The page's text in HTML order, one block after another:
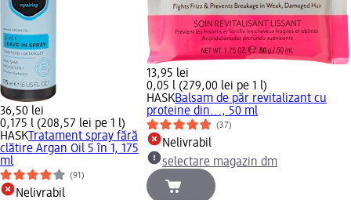
36,50 lei
0,175 l (208,57 lei pe 1 l)
HASK Tratament spray fără
clătire Argan Oil 5 în 1, 175
ml
(91)
Nelivrabil
13,95 lei
0,05 l (279,00 lei pe 1 l)
HASKBalsam de păr revitalizant cu
proteine din..., 50 ml
(37)
Nelivrabil
selectare magazin dm